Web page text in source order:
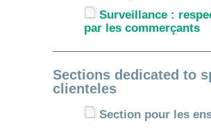
Surveillance :
par les commerçants
Sections dedicated to
clienteles
Section pour les